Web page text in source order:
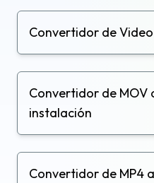
Convertidor de Video
Convertidor de MOV
instalación
Convertidor de MP4